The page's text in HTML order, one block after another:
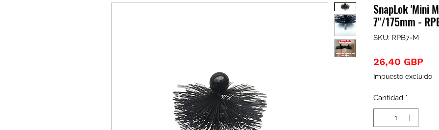
SnapLok 'Mini
7"/175mm -
SKU: RPB7-M
26,40 GBP
Impuesto excluido
Cantidad *